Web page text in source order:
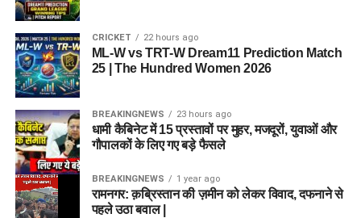
CRICKET 22 hours ago
ML-W vs TRT-W Dream11 Prediction Match
25 | The Hundred Women 2026
BREAKINGNEWS 23 hours ago
धामी कैबिनेट में 15 प्रस्तावों पर मुहर, मजदूरों, युवाओं और
गौपालकों के लिए गए बड़े फैसले
BREAKINGNEWS 1 year ago
रामनगर: क़ब्रिस्तान की ज़मीन को लेकर विवाद, दफनाने से
पहले उठा बवाल |